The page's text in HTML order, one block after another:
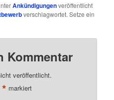
Ankündigungenveröffentlicht
verschlagwortet. Setze ein
Kommentar
veröffentlicht.
* markiert